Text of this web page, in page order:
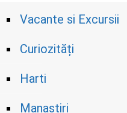
Vacante si Excursii
Curiozități
Harti
Manastiri